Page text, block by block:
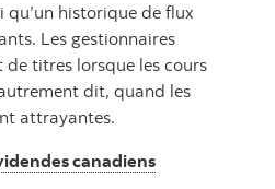
qu’un historique de flux
Les gestionnaires
de titres lorsque les cours
dit, quand les
attrayantes.
canadiens